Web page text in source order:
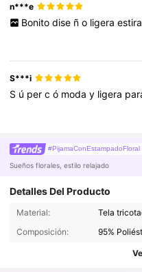
n***e
Bonito dise ñ o ligera estira
S***i
S ú percó moday ligera
#PijamaConEstampadoFloral
Sueños florales, estilo relajado
Detalles Del Producto
Material:
Tela
Composición:
95%
3.7K
3.7K